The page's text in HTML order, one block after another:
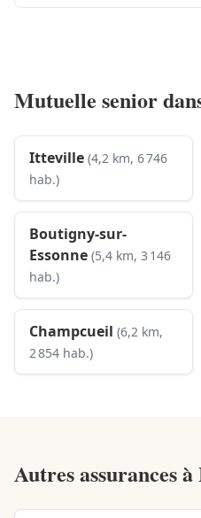
Mutuelle senior
Itteville (4,2 km, 6 746
hab.)
Boutigny-sur-
Essonne (5,4 km, 3 146
hab.)
Champcueil (6,2 km,
2 854 hab.)
Autres assurances à